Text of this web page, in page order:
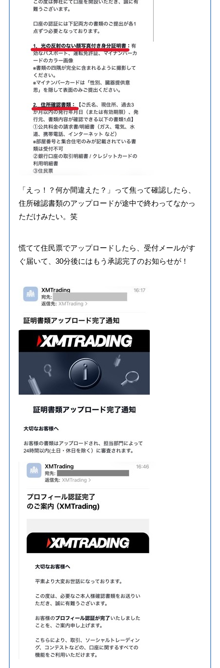
「えっ！？何か間違えた？」って焦って確認したら、
住所確認書類のアップロードが途中で終わってなかっ
ただけみたい。笑
慌てて住民票でアップロードしたら、受付メールがす
ぐ届いて、30分後にはもう承認完了のお知らせが！